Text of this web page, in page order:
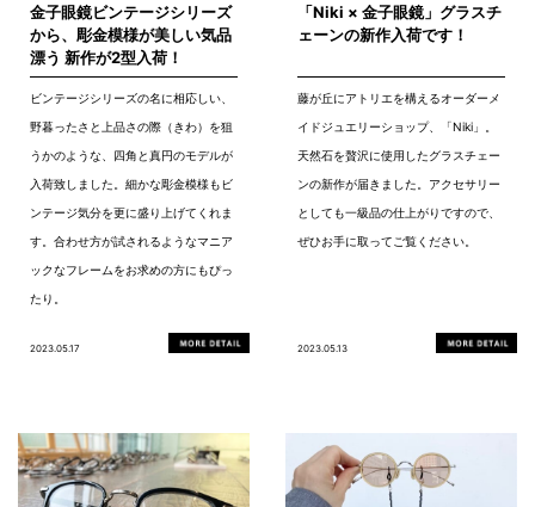
金子眼鏡ビンテージシリーズ
から、彫金模様が美しい気品
漂う 新作が2型入荷！
ビンテージシリーズの名に相応しい、
野暮ったさと上品さの際（きわ）を狙
うかのような、四角と真円のモデルが
入荷致しました。細かな彫金模様もビ
ンテージ気分を更に盛り上げてくれま
す。合わせ方が試されるようなマニア
ックなフレームをお求めの方にもぴっ
たり。
2023.05.17
「Niki × 金子眼鏡」グラスチ
ェーンの新作入荷です！
藤が丘にアトリエを構えるオーダーメ
イドジュエリーショップ、「Niki」。
天然石を贅沢に使用したグラスチェー
ンの新作が届きました。アクセサリー
としても一級品の仕上がりですので、
ぜひお手に取ってご覧ください。
2023.05.13